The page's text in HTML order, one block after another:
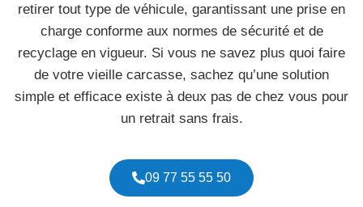
retirer tout type de véhicule, garantissant une prise en
charge conforme aux normes de sécurité et de
recyclage en vigueur. Si vous ne savez plus quoi faire
de votre vieille carcasse, sachez qu’une solution
simple et efficace existe à deux pas de chez vous pour
un retrait sans frais.
09 77 55 55 50